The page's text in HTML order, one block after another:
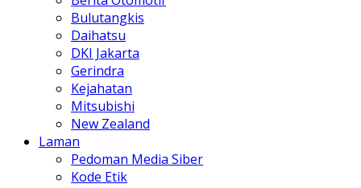
Bulutangkis
Daihatsu
DKI Jakarta
Gerindra
Kejahatan
Mitsubishi
New Zealand
Laman
Pedoman Media Siber
Kode Etik